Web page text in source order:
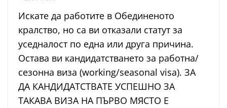
Искате да работите в Обединеното
кралство, но са ви отказали статут за
уседналост по една или друга причина.
Остава ви кандидатстването за работна/
сезонна виза (working/seasonal visa). ЗА
ДА КАНДИДАТСТВАТЕ УСПЕШНО ЗА
ТАКАВА ВИЗА НА ПЪРВО МЯСТО Е